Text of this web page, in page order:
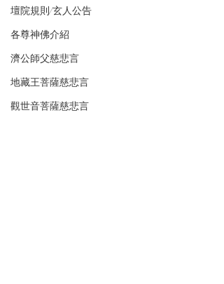
壇院規則/玄人公告
各尊神佛介紹
濟公師父慈悲言
地藏王菩薩慈悲言
觀世音菩薩慈悲言